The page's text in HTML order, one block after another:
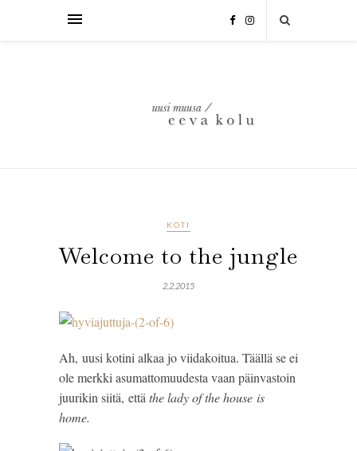
KOTI
Welcome to the jungle
2.2.2015
Ah, uusi kotini alkaa jo viidakoitua. Täällä se ei
ole merkki asumattomuudesta vaan päinvastoin
juurikin siitä, että the lady of the house is
home.